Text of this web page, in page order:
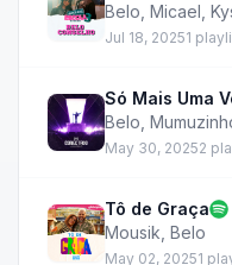
Belo Micael
Jul 18, 20251
Só Mais Uma
Belo
May 30, 20252
Tô de Graça
Mousik Belo
May 02, 20251